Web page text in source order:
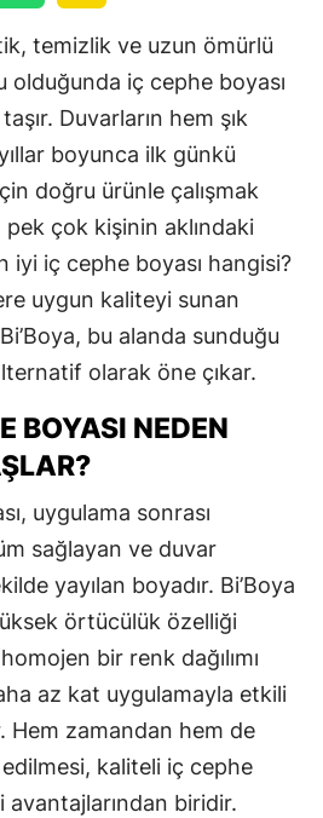
temizlik ve uzun ömürlü
olduğunda iç cephe boyası
Duvarların hem şık
boyunca ilk günkü
doğru ürünle çalışmak
çok kişinin aklındaki
iyi iç cephe boyası hangisi?
uygun kaliteyi sunan
bu alanda sunduğu
olarak öne çıkar.
BOYASI NEDEN
uygulama sonrası
sağlayan ve duvar
yayılan boyadır. Bi’Boya
örtücülük özelliği
bir renk dağılımı
az kat uygulamayla etkili
Hem zamandan hem de
kaliteli iç cephe
avantajlarından biridir.